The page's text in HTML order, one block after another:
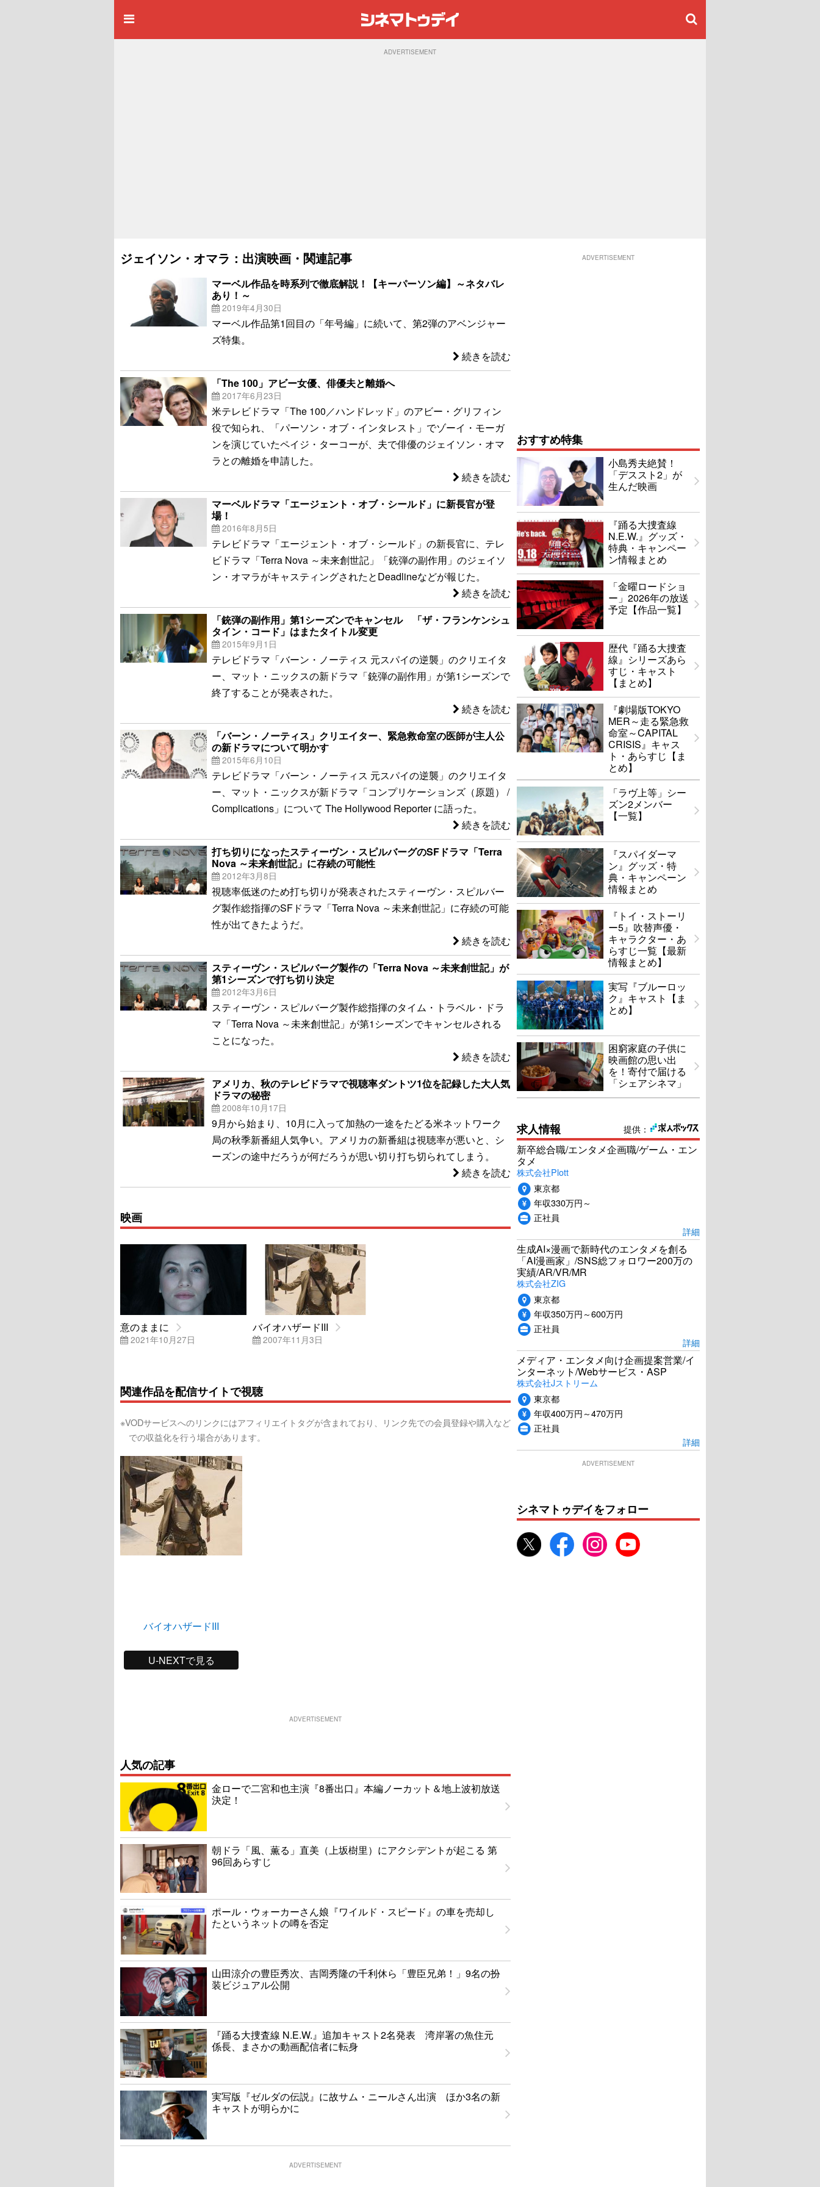
ADVERTISEMENT
ジェイソン・オマラ：出演映画・関連記事
マーベル作品を時系列で徹底解説！【キーパーソン編】～ネタバレ
あり！～
2019年4月30日
マーベル作品第1回目の「年号編」に続いて、第2弾のアベンジャー
ズ特集。
続きを読む
「The 100」アビー女優、俳優夫と離婚へ
2017年6月23日
米テレビドラマ「The 100／ハンドレッド」のアビー・グリフィン
役で知られ、「パーソン・オブ・インタレスト」でゾーイ・モーガ
ンを演じていたペイジ・ターコーが、夫で俳優のジェイソン・オマ
ラとの離婚を申請した。
続きを読む
マーベルドラマ「エージェント・オブ・シールド」に新長官が登
場！
2016年8月5日
テレビドラマ「エージェント・オブ・シールド」の新長官に、テレ
ビドラマ「Terra Nova ～未来創世記」「銃弾の副作用」のジェイソ
ン・オマラがキャスティングされたとDeadlineなどが報じた。
続きを読む
「銃弾の副作用」第1シーズンでキャンセル 「ザ・フランケンシュ
タイン・コード」はまたタイトル変更
2015年9月1日
テレビドラマ「バーン・ノーティス 元スパイの逆襲」のクリエイタ
ー、マット・ニックスの新ドラマ「銃弾の副作用」が第1シーズンで
終了することが発表された。
続きを読む
「バーン・ノーティス」クリエイター、緊急救命室の医師が主人公
の新ドラマについて明かす
2015年6月10日
テレビドラマ「バーン・ノーティス 元スパイの逆襲」のクリエイタ
ー、マット・ニックスが新ドラマ「コンプリケーションズ（原題） /
Complications」について The Hollywood Reporter に語った。
続きを読む
打ち切りになったスティーヴン・スピルバーグのSFドラマ「Terra
Nova ～未来創世記」に存続の可能性
2012年3月8日
視聴率低迷のため打ち切りが発表されたスティーヴン・スピルバー
グ製作総指揮のSFドラマ「Terra Nova ～未来創世記」に存続の可能
性が出てきたようだ。
続きを読む
スティーヴン・スピルバーグ製作の「Terra Nova ～未来創世記」が
第1シーズンで打ち切り決定
2012年3月6日
スティーヴン・スピルバーグ製作総指揮のタイム・トラベル・ドラ
マ「Terra Nova ～未来創世記」が第1シーズンでキャンセルされる
ことになった。
続きを読む
アメリカ、秋のテレビドラマで視聴率ダントツ1位を記録した大人気
ドラマの秘密
2008年10月17日
9月から始まり、10月に入って加熱の一途をたどる米ネットワーク
局の秋季新番組人気争い。アメリカの新番組は視聴率が悪いと、シ
ーズンの途中だろうが何だろうが思い切り打ち切られてしまう。
続きを読む
映画
意のままに
2021年10月27日
バイオハザードIII
2007年11月3日
関連作品を配信サイトで視聴
※VODサービスへのリンクにはアフィリエイトタグが含まれており、リンク先での会員登録や購入など
での収益化を行う場合があります。
バイオハザードIII
U-NEXTで見る
ADVERTISEMENT
人気の記事
金ローで二宮和也主演『8番出口』本編ノーカット＆地上波初放送
決定！
朝ドラ「風、薫る」直美（上坂樹里）にアクシデントが起こる 第
96回あらすじ
ポール・ウォーカーさん娘『ワイルド・スピード』の車を売却し
たというネットの噂を否定
山田涼介の豊臣秀次、吉岡秀隆の千利休ら「豊臣兄弟！」9名の扮
装ビジュアル公開
『踊る大捜査線 N.E.W.』追加キャスト2名発表 湾岸署の魚住元
係長、まさかの動画配信者に転身
実写版『ゼルダの伝説』に故サム・ニールさん出演 ほか3名の新
キャストが明らかに
ADVERTISEMENT
ADVERTISEMENT
おすすめ特集
小島秀夫絶賛！
「デススト2」が
生んだ映画
『踊る大捜査線
N.E.W.』グッズ・
特典・キャンペー
ン情報まとめ
「金曜ロードショ
ー」2026年の放送
予定【作品一覧】
歴代『踊る大捜査
線』シリーズあら
すじ・キャスト
【まとめ】
『劇場版TOKYO
MER～走る緊急救
命室～CAPITAL
CRISIS』キャス
ト・あらすじ【ま
とめ】
「ラヴ上等」シー
ズン2メンバー
【一覧】
『スパイダーマ
ン』グッズ・特
典・キャンペーン
情報まとめ
『トイ・ストーリ
ー5』吹替声優・
キャラクター・あ
らすじ一覧【最新
情報まとめ】
実写『ブルーロッ
ク』キャスト【ま
とめ】
困窮家庭の子供に
映画館の思い出
を！寄付で届ける
「シェアシネマ」
提供：
求人情報
新卒総合職/エンタメ企画職/ゲーム・エン
タメ
株式会社Plott
東京都
年収330万円～
正社員
詳細
生成AI×漫画で新時代のエンタメを創る
「AI漫画家」/SNS総フォロワー200万の
実績/AR/VR/MR
株式会社ZIG
東京都
年収350万円～600万円
正社員
詳細
メディア・エンタメ向け企画提案営業/イ
ンターネット/Webサービス・ASP
株式会社Jストリーム
東京都
年収400万円～470万円
正社員
詳細
ADVERTISEMENT
シネマトゥデイをフォロー